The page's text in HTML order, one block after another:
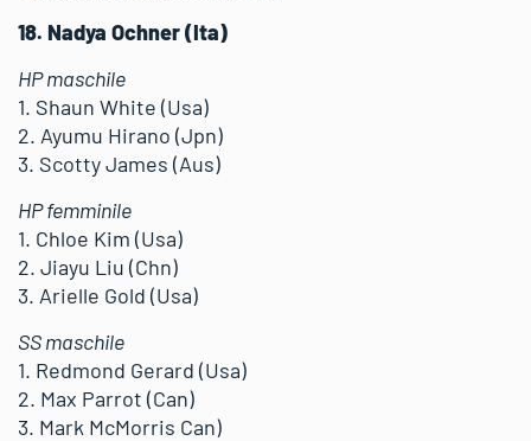
18. Nadya Ochner (Ita)
HP maschile
1. Shaun White (Usa)
2. Ayumu Hirano (Jpn)
3. Scotty James (Aus)
HP femminile
1. Chloe Kim (Usa)
2. Jiayu Liu (Chn)
3. Arielle Gold (Usa)
SS maschile
1. Redmond Gerard (Usa)
2. Max Parrot (Can)
3. Mark McMorris Can)